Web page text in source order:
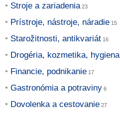
Stroje a zariadenia
Prístroje, nástroje, náradie
Starožitnosti, antikvariát
Drogéria, kozmetika, hygiena
Financie, podnikanie
Gastronómia a potraviny
Dovolenka a cestovanie